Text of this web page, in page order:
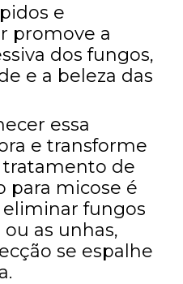
e
promove a
dos fungos,
e a beleza das
essa
e transforme
tratamento de
para micose é
fungos
as unhas,
se espalhe